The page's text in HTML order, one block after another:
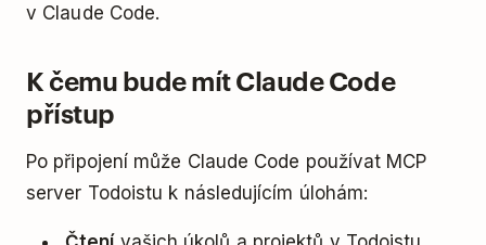
v Claude Code.
K čemu bude mít Claude Code
přístup
Po připojení může Claude Code používat MCP
server Todoistu k následujícím úlohám: